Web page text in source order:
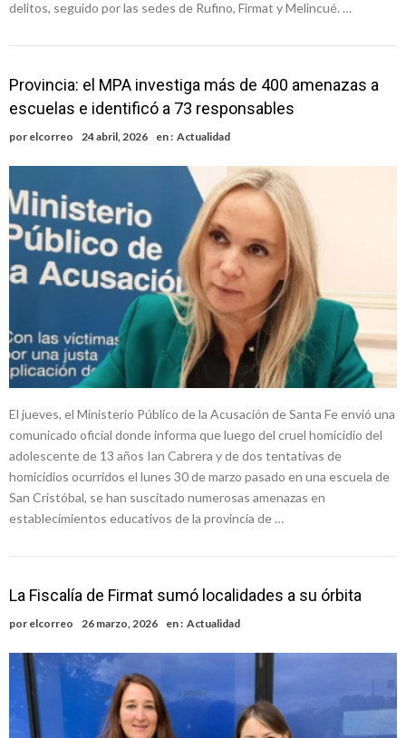
delitos, seguido por las sedes de Rufino, Firmat y Melincué. …
Provincia: el MPA investiga más de 400 amenazas a
escuelas e identificó a 73 responsables
por elcorreo 24 abril, 2026 en : Actualidad
El jueves, el Ministerio Público de la Acusación de Santa Fe envió una
comunicado oficial donde informa que luego del cruel homicidio del
adolescente de 13 años Ian Cabrera y de dos tentativas de
homicidios ocurridos el lunes 30 de marzo pasado en una escuela de
San Cristóbal, se han suscitado numerosas amenazas en
establecimientos educativos de la provincia de …
La Fiscalía de Firmat sumó localidades a su órbita
por elcorreo 26 marzo, 2026 en : Actualidad